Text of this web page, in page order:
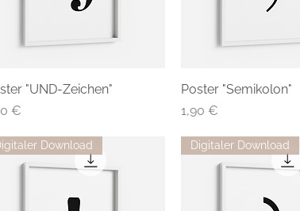
"UND-Zeichen"
€
Poster "Semikolon"
Preis
1,90 €
Download Digitaler Download